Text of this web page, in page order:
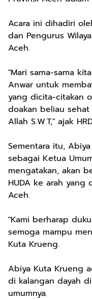
Acara ini dihadiri
dan Pengurus
Aceh.
"Mari sama-sama
Anwar untuk
yang dicita-citakan
doakan beliau
Allah S.W.T," ajak
Sementara itu,
sebagai Ketua
mengatakan, akan
HUDA ke arah yang
Aceh.
"Kami berharap
semoga mampu
Kuta Krueng.
Abiya Kuta Krueng
di kalangan dayah
umumnya.